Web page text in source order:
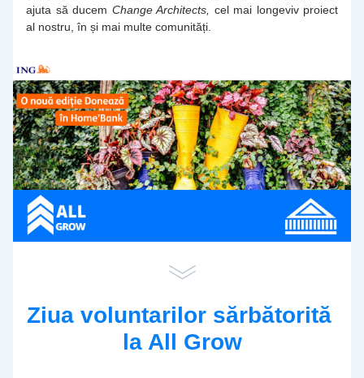
ajuta să ducem Change Architects, cel mai longeviv proiect
al nostru, în și mai multe comunități.
Ziua voluntarilor sărbătorită
la All Grow